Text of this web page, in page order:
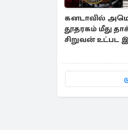
கனடாவில்
தூதரகம் மீது
சிறுவன் உட்பட